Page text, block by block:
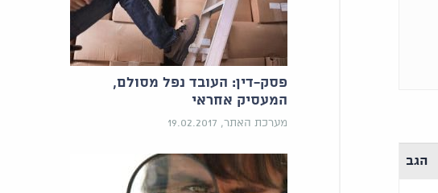
הגב
פסק-דין: העובד נפל מסולם,
המעסיק אחראי
מערכת האתר, 19.02.2017